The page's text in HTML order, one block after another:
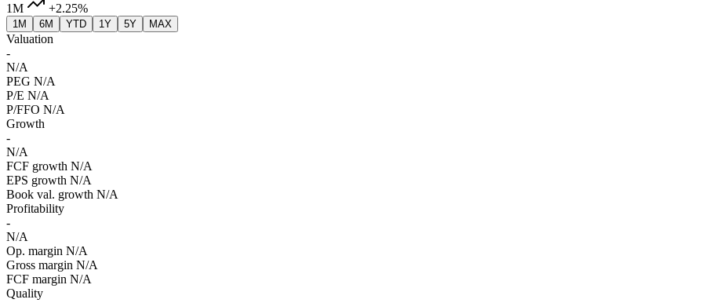
1M +2.25%
1M 6M YTD 1Y 5Y MAX
Valuation
-
N/A
PEG N/A
P/E N/A
P/FFO N/A
Growth
-
N/A
FCF growth N/A
EPS growth N/A
Book val. growth N/A
Profitability
-
N/A
Op. margin N/A
Gross margin N/A
FCF margin N/A
Quality